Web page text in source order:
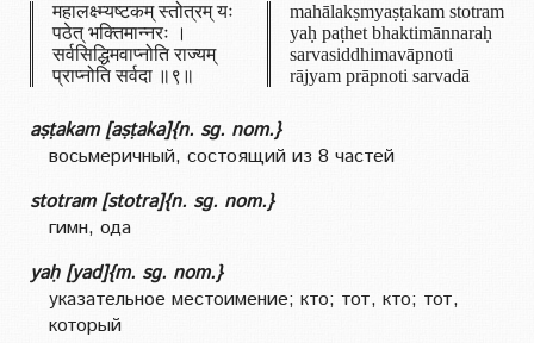
महालक्ष्म्यष्टकम् स्तोत्रम् यः
पठेत् भक्तिमान्नरः ।
सर्वसिद्धिमवाप्नोति राज्यम्
प्राप्नोति सर्वदा ॥९॥
mahālakṣmyaṣṭakam stotram
yaḥ paṭhet bhaktimānnaraḥ
sarvasiddhimavāpnoti
rājyam prāpnoti sarvadā
aṣṭakam [aṣṭaka]{n. sg. nom.}
восьмеричный, состоящий из 8 частей
stotram [stotra]{n. sg. nom.}
гимн, ода
yaḥ [yad]{m. sg. nom.}
указательное местоимение; кто; тот, кто; тот,
который